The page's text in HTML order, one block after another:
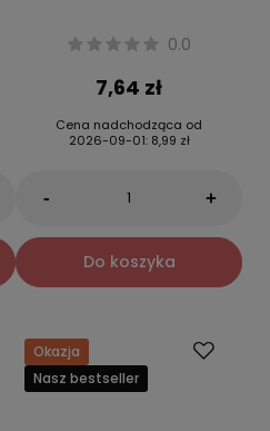
0.0
7,64 zł
Cena nadchodząca od
2026-09-01: 8,99 zł
- +
Do koszyka
Okazja
Nasz bestseller